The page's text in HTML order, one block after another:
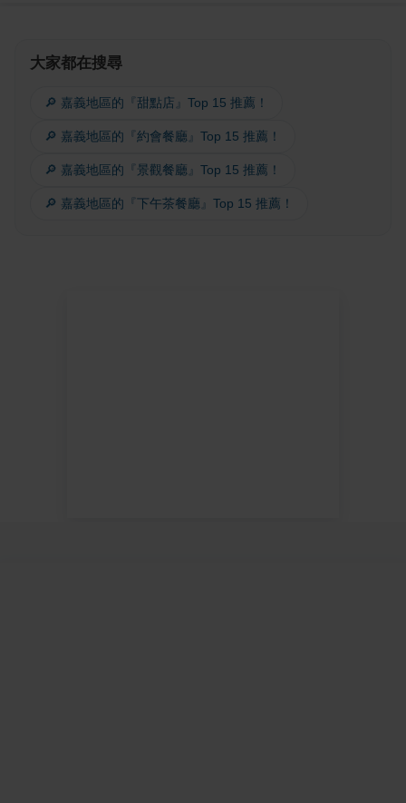
大家都在搜尋
🔎 嘉義地區的『甜點店』Top 15 推薦！
🔎 嘉義地區的『約會餐廳』Top 15 推薦！
🔎 嘉義地區的『景觀餐廳』Top 15 推薦！
🔎 嘉義地區的『下午茶餐廳』Top 15 推薦！